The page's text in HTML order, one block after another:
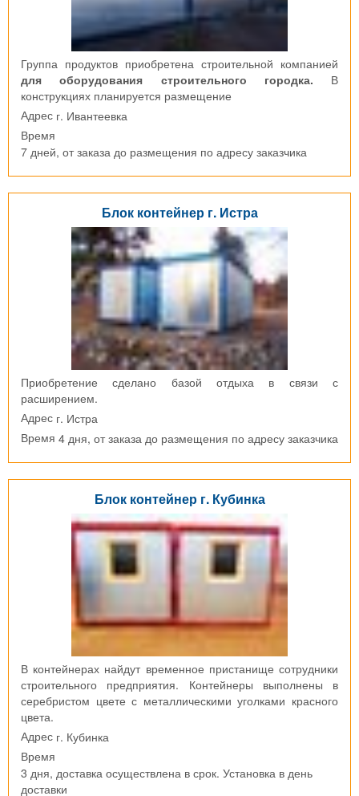
Группа продуктов приобретена строительной компанией
для оборудования строительного городка. В
конструкциях планируется размещение
Адрес г. Ивантеевка
Время
7 дней, от заказа до размещения по адресу заказчика
Блок контейнер г. Истра
Приобретение сделано базой отдыха в связи с
расширением.
Адрес г. Истра
Время 4 дня, от заказа до размещения по адресу заказчика
Блок контейнер г. Кубинка
В контейнерах найдут временное пристанище сотрудники
строительного предприятия. Контейнеры выполнены в
серебристом цвете с металлическими уголками красного
цвета.
Адрес г. Кубинка
Время
3 дня, доставка осуществлена в срок. Установка в день
доставки